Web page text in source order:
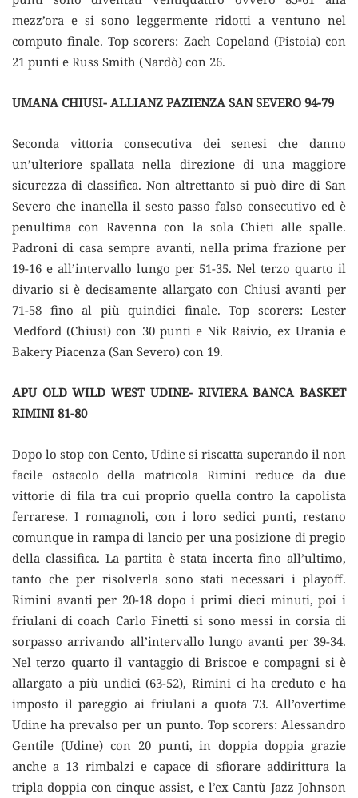
mezz’ora e si sono leggermente ridotti a ventuno nel
computo finale. Top scorers: Zach Copeland (Pistoia) con
21 punti e Russ Smith (Nardò) con 26.
UMANA CHIUSI- ALLIANZ PAZIENZA SAN SEVERO 94-79
Seconda vittoria consecutiva dei senesi che danno
un’ulteriore spallata nella direzione di una maggiore
sicurezza di classifica. Non altrettanto si può dire di San
Severo che inanella il sesto passo falso consecutivo ed è
penultima con Ravenna con la sola Chieti alle spalle.
Padroni di casa sempre avanti, nella prima frazione per
19-16 e all’intervallo lungo per 51-35. Nel terzo quarto il
divario si è decisamente allargato con Chiusi avanti per
71-58 fino al più quindici finale. Top scorers: Lester
Medford (Chiusi) con 30 punti e Nik Raivio, ex Urania e
Bakery Piacenza (San Severo) con 19.
APU OLD WILD WEST UDINE- RIVIERA BANCA BASKET
RIMINI 81-80
Dopo lo stop con Cento, Udine si riscatta superando il non
facile ostacolo della matricola Rimini reduce da due
vittorie di fila tra cui proprio quella contro la capolista
ferrarese. I romagnoli, con i loro sedici punti, restano
comunque in rampa di lancio per una posizione di pregio
della classifica. La partita è stata incerta fino all’ultimo,
tanto che per risolverla sono stati necessari i playoff.
Rimini avanti per 20-18 dopo i primi dieci minuti, poi i
friulani di coach Carlo Finetti si sono messi in corsia di
sorpasso arrivando all’intervallo lungo avanti per 39-34.
Nel terzo quarto il vantaggio di Briscoe e compagni si è
allargato a più undici (63-52), Rimini ci ha creduto e ha
imposto il pareggio ai friulani a quota 73. All’overtime
Udine ha prevalso per un punto. Top scorers: Alessandro
Gentile (Udine) con 20 punti, in doppia doppia grazie
anche a 13 rimbalzi e capace di sfiorare addirittura la
tripla doppia con cinque assist, e l’ex Cantù Jazz Johnson